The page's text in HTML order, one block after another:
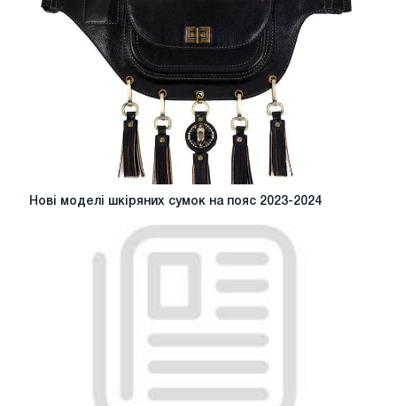
Мінську:
створити
запам'ятовується,
Нові
Нові моделі шкіряних сумок на пояс 2023-2024